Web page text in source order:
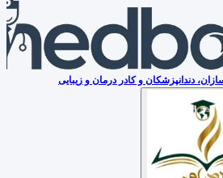
دندانپزشکان و کادر درمان و زیبایی